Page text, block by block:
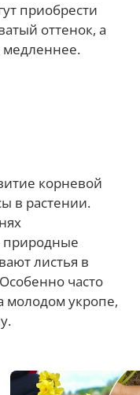
приобрести
оттенок, а
медленнее.
корневой
в растении.
природные
листья в
часто
молодом укропе,